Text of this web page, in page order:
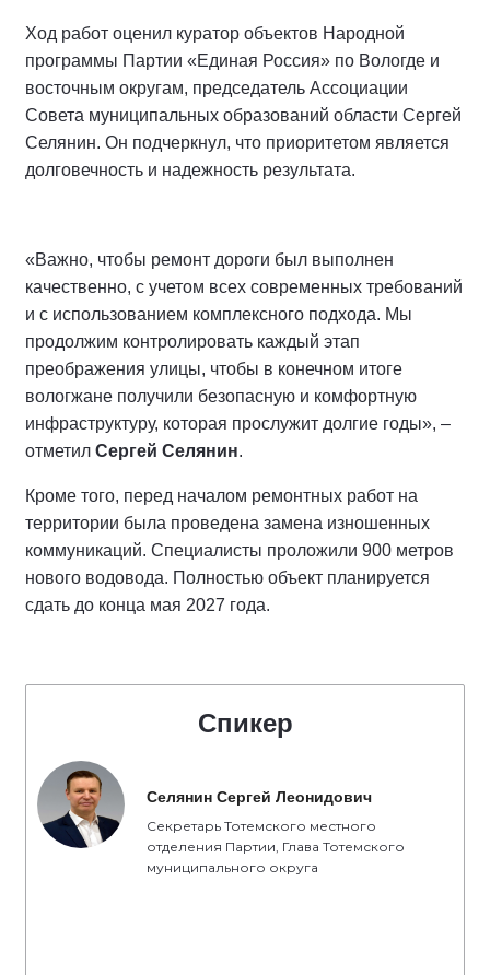
Ход работ оценил куратор объектов Народной
программы Партии «Единая Россия» по Вологде и
восточным округам, председатель Ассоциации
Совета муниципальных образований области Сергей
Селянин. Он подчеркнул, что приоритетом является
долговечность и надежность результата.
«Важно, чтобы ремонт дороги был выполнен
качественно, с учетом всех современных требований
и с использованием комплексного подхода. Мы
продолжим контролировать каждый этап
преображения улицы, чтобы в конечном итоге
вологжане получили безопасную и комфортную
инфраструктуру, которая прослужит долгие годы», –
отметил Сергей Селянин.
Кроме того, перед началом ремонтных работ на
территории была проведена замена изношенных
коммуникаций. Специалисты проложили 900 метров
нового водовода. Полностью объект планируется
сдать до конца мая 2027 года.
Спикер
Селянин Сергей Леонидович
Секретарь Тотемского местного
отделения Партии, Глава Тотемского
муниципального округа